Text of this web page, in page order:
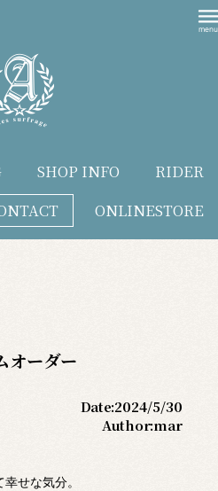
SHOP INFO
RIDER
ONLINESTORE
オーダー
Date:2024/5/30
Author:mar
せな気分。